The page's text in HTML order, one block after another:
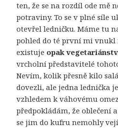
ten, že se na rozdíl ode mě
potraviny. To se v plné síle
otevřel ledničku. Máme tu
pohled do té první mi vnukl
existuje opak
vrcholní představitelé
Nevím, kolik přesně kilo
dovezli, ale jedna lednička
vzhledem k váhovému
předpokládám, že oblečení
se jim do kufru nemohly